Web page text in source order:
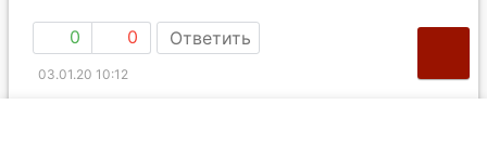
0 0 Ответить
03.01.20 10:12